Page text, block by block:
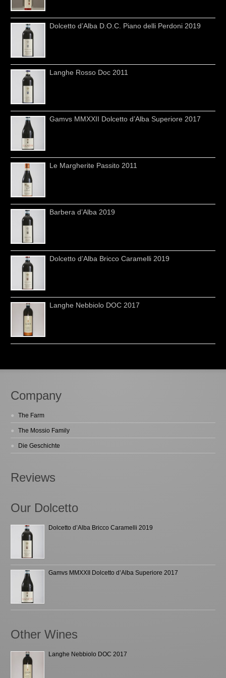
Dolcetto d’Alba D.O.C. Piano delli Perdoni 2019
Langhe Rosso Doc 2011
Gamvs MMXXII Dolcetto d’Alba Superiore 2017
Le Margherite Passito 2011
Barbera d’Alba 2019
Dolcetto d’Alba Bricco Caramelli 2019
Langhe Nebbiolo DOC 2017
Company
The Farm
The Mossio Family
Die Geschichte
Reviews
Our Dolcetto
Dolcetto d’Alba Bricco Caramelli 2019
Gamvs MMXXII Dolcetto d’Alba Superiore 2017
Other Wines
Langhe Nebbiolo DOC 2017